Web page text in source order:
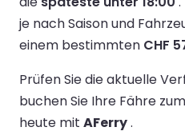
je nach Saison und
einem bestimmten CHF
Prüfen Sie die aktuelle
buchen Sie Ihre Fähre
heute mit AFerry.